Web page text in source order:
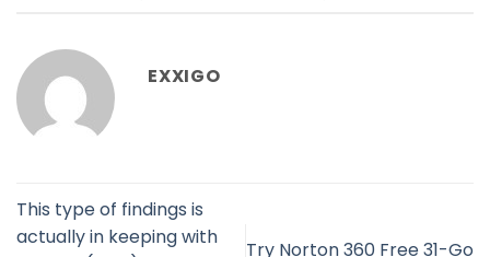
EXXIGO
This type of findings is
actually in keeping with
Try Norton 360 Free 31-Go